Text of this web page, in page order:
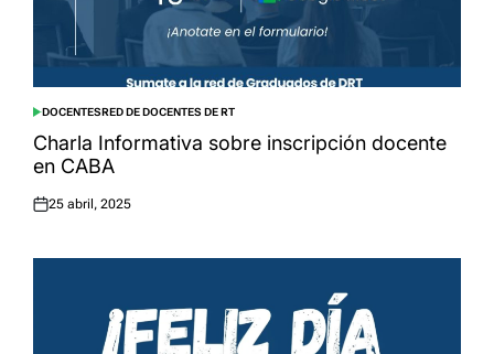
POSTED
IN
DOCENTESRED DE DOCENTES DE RT
Charla Informativa sobre inscripción docente
en CABA
Posted
25 abril, 2025